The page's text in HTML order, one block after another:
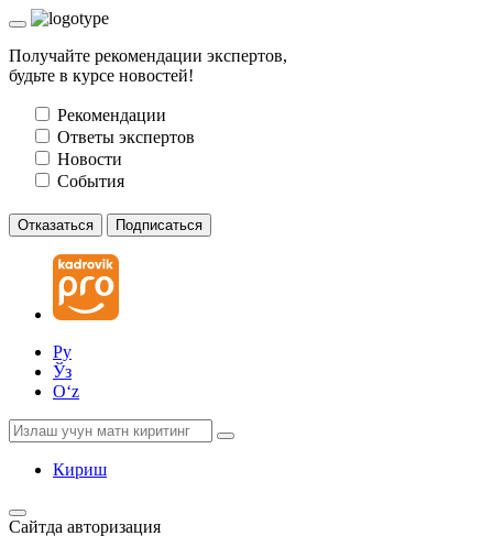
Получайте рекомендации экспертов,
будьте в курсе новостей!
Рекомендации
Ответы экспертов
Новости
События
Отказаться Подписаться
Ру
Ўз
Oʻz
Кириш
Сайтда авторизация